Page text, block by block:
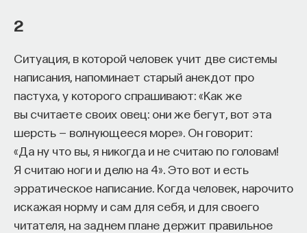
2
Ситуация, в которой человек учит две системы
написания, напоминает старый анекдот про
пастуха, у которого спрашивают: «Как же
вы считаете своих овец: они же бегут, вот эта
шерсть — волнующееся море». Он говорит:
«Да ну что вы, я никогда и не считаю по головам!
Я считаю ноги и делю на 4». Это вот и есть
эрратическое написание. Когда человек, нарочито
искажая норму и сам для себя, и для своего
читателя, на заднем плане держит правильное
КУРС
Химия между нейронами:
вещества, которые управляют
нами